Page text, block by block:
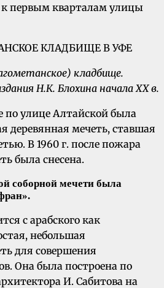
первым кварталам улицы
кладбище.
Н.К. Блохина начала XXв.
по улице Алтайской была
деревянная мечеть, ставшая
В 1960 г. после пожара
была снесена.
соборной мечети была
с арабского как
небольшая
для совершения
Она была построена по
И. Сабитова на